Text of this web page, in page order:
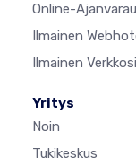
Online-
Ilmainen
Ilmainen
Yritys
Noin
Tukikeskus